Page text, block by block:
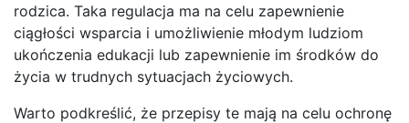
rodzica. Taka regulacja ma na celu zapewnienie
ciągłości wsparcia i umożliwienie młodym ludziom
ukończenia edukacji lub zapewnienie im środków do
życia w trudnych sytuacjach życiowych.
Warto podkreślić, że przepisy te mają na celu ochronę